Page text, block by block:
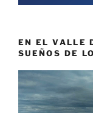
EN EL VALLE
SUEÑOS DE
Reproductor
de
vídeo